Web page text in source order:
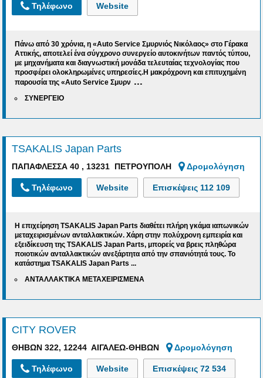
Τηλέφωνο Website
Πάνω από 30 χρόνια, η «Αuto Service Σμυρνιός Νικόλαος» στο Γέρακα
Αττικής, αποτελεί ένα σύγχρονο συνεργείο αυτοκινήτων παντός τύπου,
με μηχανήματα και διαγνωστική μονάδα τελευταίας τεχνολογίας που
προσφέρει ολοκληρωμένες υπηρεσίες.Η μακρόχρονη και επιτυχημένη
παρουσία της «Αuto Service Σμυρν ...
ΣΥΝΕΡΓΕΙΟ
TSAKALIS Japan Parts
ΠΑΠΑΦΛΕΣΣΑ 40 , 13231 ΠΕΤΡΟΥΠΟΛΗ Δρομολόγηση
Τηλέφωνο Website Επισκέψεις 112 109
Η επιχείρηση TSAKALIS Japan Parts διαθέτει πλήρη γκάμα ιαπωνικών
μεταχειρισμένων ανταλλακτικών. Χάρη στην πολύχρονη εμπειρία και
εξειδίκευση της TSAKALIS Japan Parts, μπορείς να βρεις πληθώρα
ποιοτικών ανταλλακτικών ανεξάρτητα από την σπανιότητά τους. Το
κατάστημαTSAKALIS Japan Parts ...
ΑΝΤΑΛΛΑΚΤΙΚΑ ΜΕΤΑΧΕΙΡΙΣΜΕΝΑ
CITY ROVER
ΘHΒΩΝ 322, 12244 ΑΙΓΑΛΕΩ-ΘΗΒΩΝ Δρομολόγηση
Τηλέφωνο Website Επισκέψεις72 534